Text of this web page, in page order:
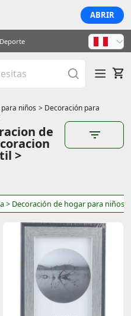
ABRIR
Deporte
niños > Decoración para
de
>
> Decoración de hogar para niños